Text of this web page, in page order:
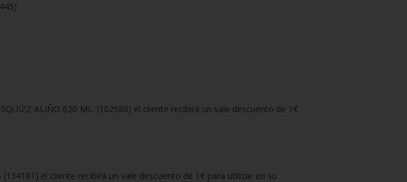
ALIÑO 620 ML. (102580) el cliente recibirá un vale descuento de 1€
el cliente recibirá un vale descuento de 1€ para utilizar en su